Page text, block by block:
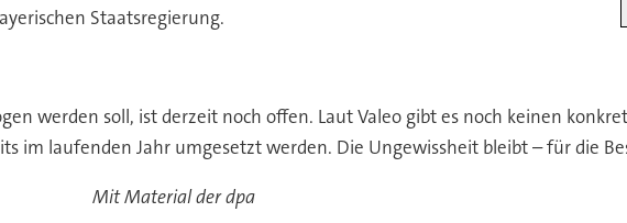
Staatsregierung.
werden soll, ist derzeit noch offen. Laut Valeo gibt es noch keinen
im laufenden Jahr umgesetzt werden. Die Ungewissheit bleibt – für die
Mit Material der dpa